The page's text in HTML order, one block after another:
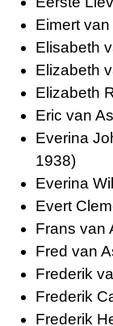
Eimert
Elisabeth
Elizabeth
Elizabeth
Eric van
Everina
1938)
Everina
Evert
Frans van
Fred van
Frederik
Frederik
Frederik